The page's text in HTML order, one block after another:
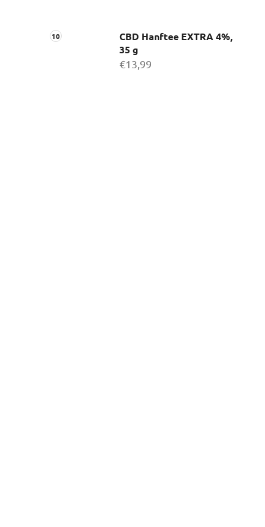
CBD Hanftee EXTRA 4%,
35 g
€13,99